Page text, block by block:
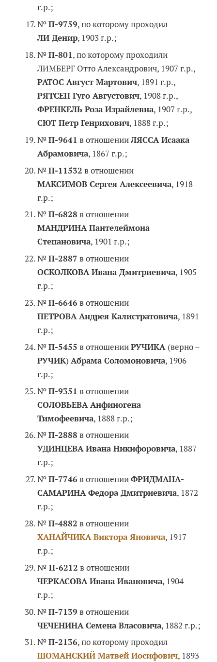
г.р.;
№П-9759, по которому проходил
ЛИ Денир, 1903 г.р.;
№П-801, по которому проходили
ЛИМБЕРГ Отто Александрович, 1907 г.р.,
РАТОС Август Мартович, 1891 г.р.,
РЯТСЕП Гуго Августович, 1908 г.р.,
ФРЕНКЕЛЬ Роза Израйлевна, 1907 г.р.,
СЮТ Петр Генрихович, 1888 г.р.;
№П-9641 в отношенииЛЯССА Исаака
Абрамовича, 1867 г.р.;
№П-11532 в отношении
МАКСИМОВ Сергея Алексеевича, 1918
г.р.;
№П-6828 в отношении
МАНДРИНА Пантелеймона
Степановича, 1901 г.р.;
№П-2887 в отношении
ОСКОЛКОВА Ивана Дмитриевича, 1905
г.р.;
№П-6646 в отношении
ПЕТРОВА Андрея Калистратовича, 1891
г.р.;
№П-5455 в отношенииРУЧИКА (верно –
РУЧИК) Абрама Соломоновича, 1906
г.р.;
№П-9351 в отношении
СОЛОВЬЕВА Анфиногена
Тимофеевича, 1888 г.р.;
№П-2888 в отношении
УДИНЦЕВА Ивана Никифоровича, 1887
г.р.;
№П-7746 в отношенииФРИДМАНА-
САМАРИНА Федора Дмитриевича, 1872
г.р.;
№П-4882 в отношении
ХАНАЙЧИКА Виктора Яновича, 1917
г.р.;
№П-6212 в отношении
ЧЕРКАСОВА Ивана Ивановича, 1904
г.р.;
№П-7139 в отношении
ЧЕЧЕНИНА Семена Власовича, 1882 г.р.;
№П-2136, по которому проходил
ШОМАНСКИЙ Матвей Иосифович, 1893